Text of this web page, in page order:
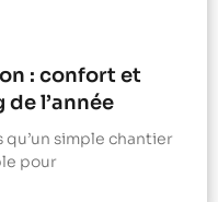
: confort et
l’année
qu’un simple chantier
pour